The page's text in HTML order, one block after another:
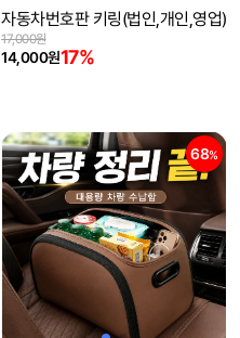
자동차번호판 키링(법인,개인,영업)
14,000원17%
17,000원
68%